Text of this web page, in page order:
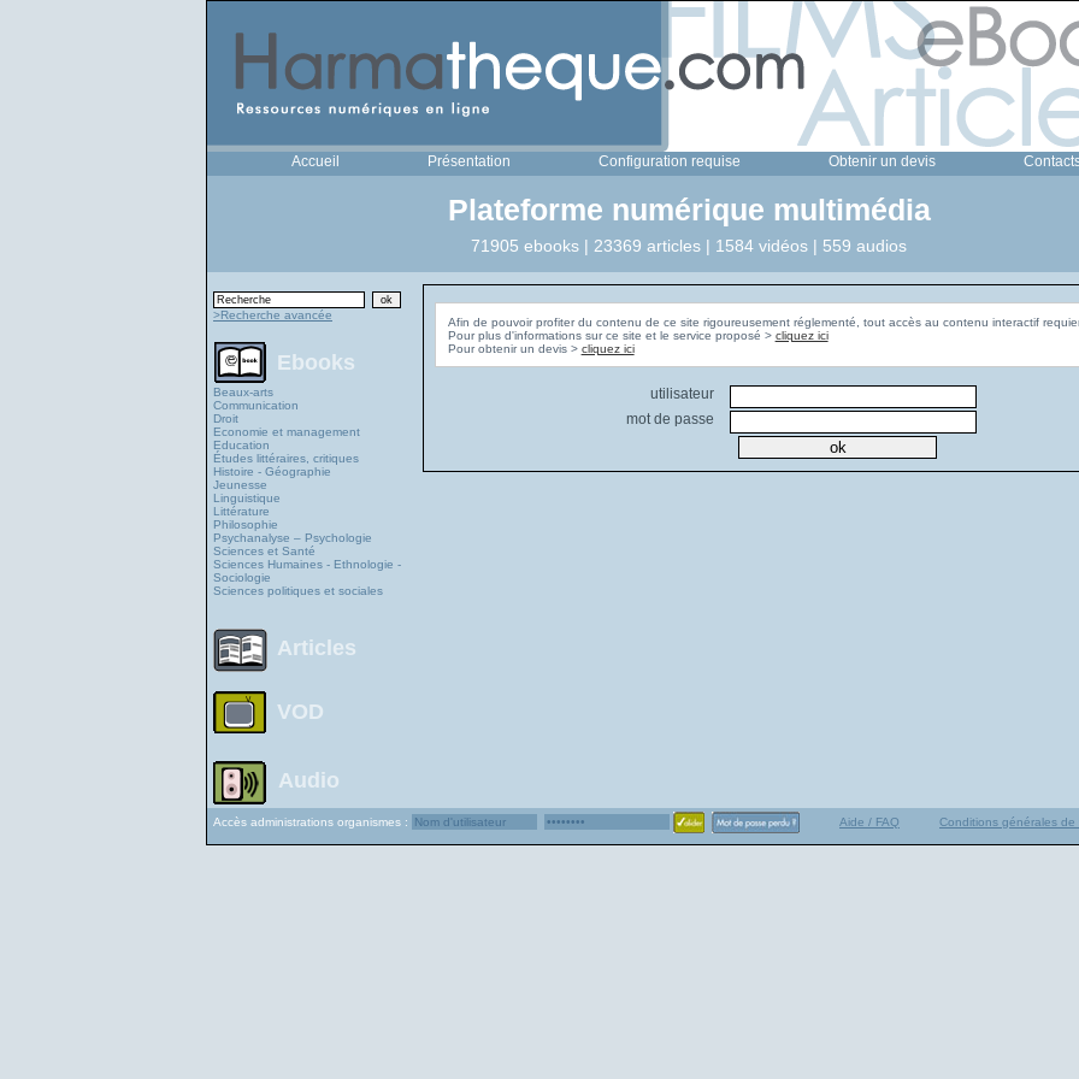
Accueil Présentation Configuration requise Obtenir un devis
Plateforme numérique multimédia
71905 ebooks | 23369 articles | 1584 vidéos | 559 audios
>Recherche avancée
Ebooks
Beaux-arts
Communication
Droit
Economie et management
Education
Études littéraires, critiques
Histoire - Géographie
Jeunesse
Linguistique
Littérature
Philosophie
Psychanalyse – Psychologie
Sciences et Santé
Sciences Humaines - Ethnologie -
Sociologie
Sciences politiques et sociales
Articles
VOD
Audio
Afin de pouvoir profiter du contenu de ce site rigoureusement réglementé, tout accès au contenu interactif
Pour plus d'informations sur ce site et le service proposé > cliquez ici
Pour obtenir un devis > cliquez ici
utilisateur
mot de passe
Accès administrations organismes : Aide / FAQ Conditions générales de